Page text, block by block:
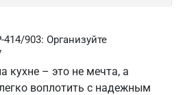
903: Организуйте
кухне – это не мечта, а
воплотить с надежным